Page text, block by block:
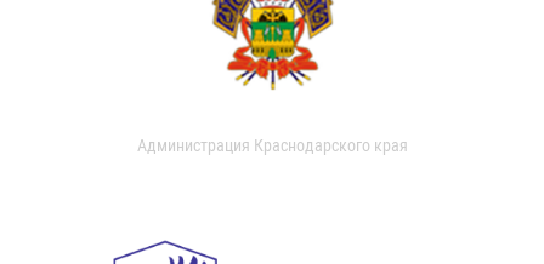
Администрация Краснодарского края